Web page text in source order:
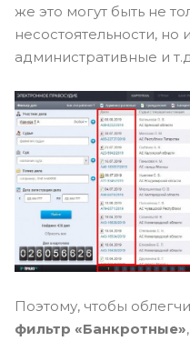
же это могут быть не
несостоятельности, но
административные и
Поэтому, чтобы
фильтр «Банкротные»